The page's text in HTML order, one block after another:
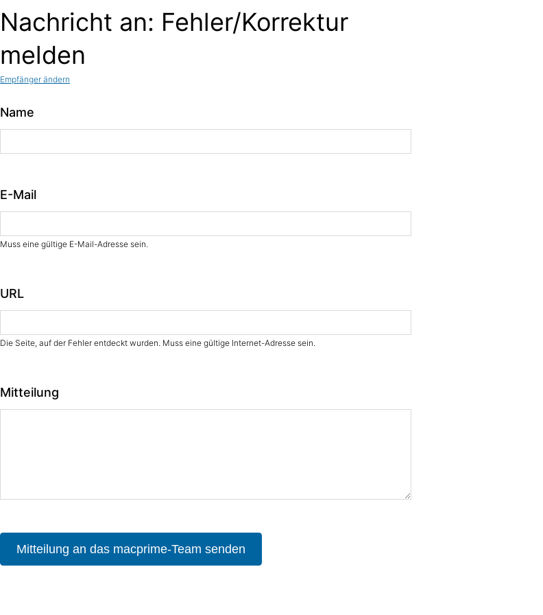
Nachricht an: Fehler/Korrektur
melden
Empfänger ändern
Name
E-Mail
Muss eine gültige E-Mail-Adresse sein.
URL
Die Seite, auf der Fehler entdeckt wurden. Muss eine gültige Internet-Adresse sein.
Mitteilung
Mitteilung an das macprime-Team senden